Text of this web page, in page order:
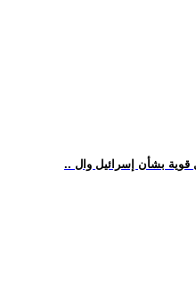
قوية بشأن إسرائيل وال